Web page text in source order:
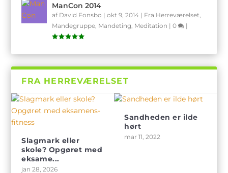
ManCon 2014
af David Fonsbo |okt 9, 2014 | Fra Herreværelset
Mandegruppe Mandeting Meditation |0 |
FRA HERREVÆRELSET
Slagmark eller
skole? Opgøret med
eksame...
jan 28, 2026
Sandheden er ilde
hørt
mar 11, 2022